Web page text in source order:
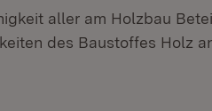
aller am Holzbau
des Baustoffes Holz